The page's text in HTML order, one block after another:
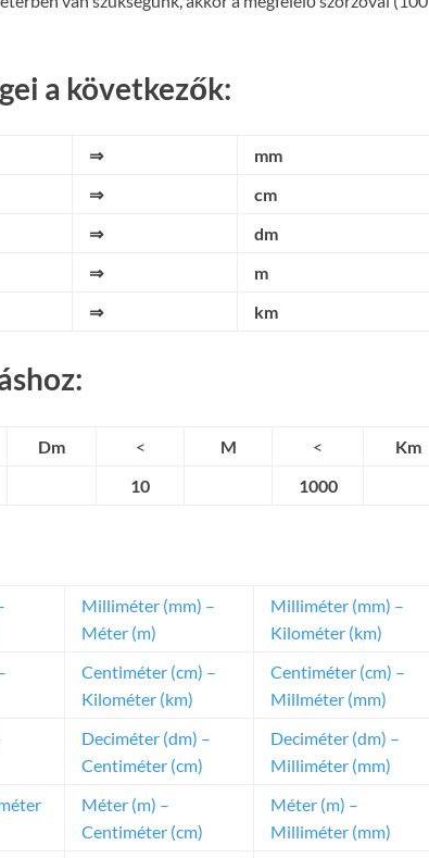
a következők:
⇒
mm
⇒
cm
⇒
dm
⇒
m
⇒ km
Dm < M <
Km
10 1000
Milliméter (mm) –
Méter (m)
Milliméter (mm) –
Kilométer (km)
Centiméter (cm) –
Kilométer (km)
Centiméter (cm) –
Millméter (mm)
Deciméter (dm) –
Centiméter (cm)
Deciméter (dm) –
Milliméter (mm)
Méter (m) –
Centiméter (cm)
Méter (m) –
Milliméter (mm)